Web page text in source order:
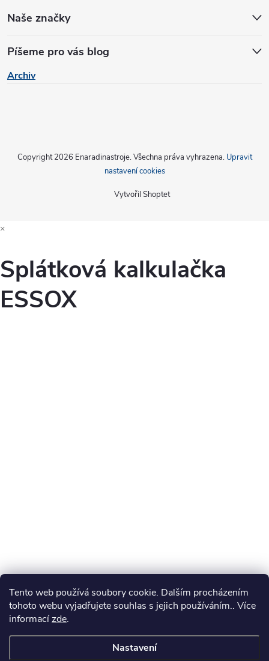
Tento web používá soubory cookie. Dalším procházením
tohoto webu vyjadřujete souhlas s jejich používáním.. Více
informacízde.
Nastavení
y
ý
p
Naše značky
Píšeme pro vás blog
Archiv
Vytvořil Shoptet
Copyright 2026 Enaradinastroje. Všechna práva vyhrazena. Upravit
nastavení cookies
×
Splátková kalkulačka
ESSOX